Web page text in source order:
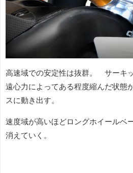
高速域での安定性は抜群。 サーキ
遠心力によってある程度縮んだ状態
スに動き出す。
速度域が高いほどロングホイールベ
消えていく。